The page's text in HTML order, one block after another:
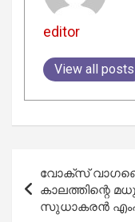
editor
View all posts
navigation
വോക്‌സ് വാഗണെ
കാലത്തിന്റെ
സുധാകരന്‍